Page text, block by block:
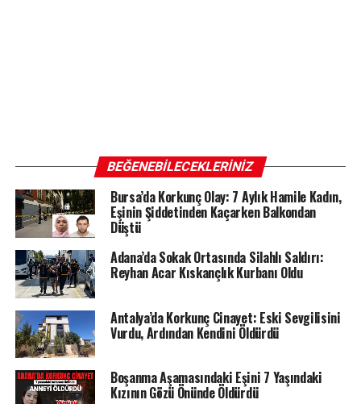
BEĞENEBILECEKLERINIZ
Bursa’da Korkunç Olay: 7 Aylık Hamile Kadın,
Eşinin Şiddetinden Kaçarken Balkondan
Düştü
Adana’da Sokak Ortasında Silahlı Saldırı:
Reyhan Acar Kıskançlık Kurbanı Oldu
Antalya’da Korkunç Cinayet: Eski Sevgilisini
Vurdu, Ardından Kendini Öldürdü
Boşanma Aşamasındaki Eşini 7 Yaşındaki
Kızının Gözü Önünde Öldürdü